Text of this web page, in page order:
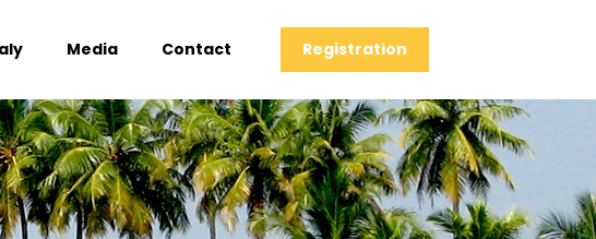
Media Contact Registration